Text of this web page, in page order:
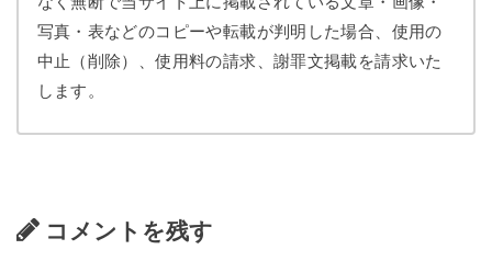
写真・表などのコピーや転載が判明した場合、使用の
中止（削除）、使用料の請求、謝罪文掲載を請求いた
します。
コメントを残す